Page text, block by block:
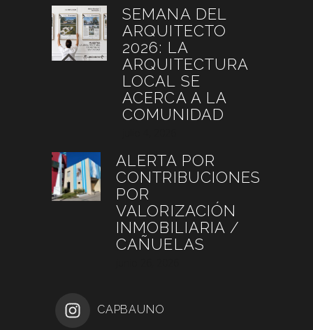
SEMANA DEL
ARQUITECTO
2026: LA
ARQUITECTURA
LOCAL SE
ACERCA A LA
COMUNIDAD
ALERTA POR
CONTRIBUCIONES
POR
VALORIZACIÓN
INMOBILIARIA /
CAÑUELAS
CAPBAUNO